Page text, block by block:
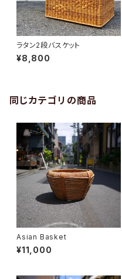
ラタン2段バスケット
¥8,800
同じカテゴリの商品
Asian Basket
¥11,000